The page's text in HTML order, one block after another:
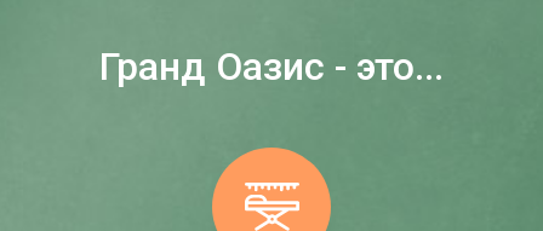
Гранд Оазис - это...